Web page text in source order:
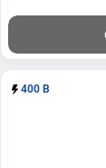
400 В